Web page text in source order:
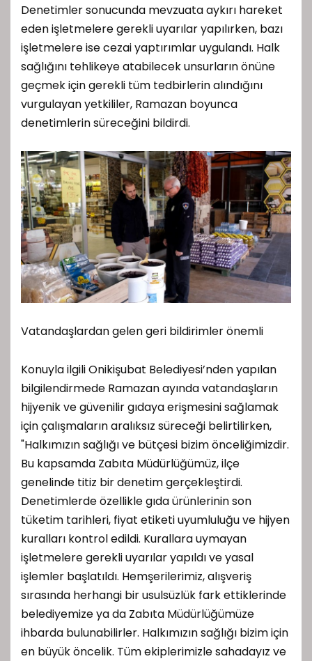
Denetimler sonucunda mevzuata aykırı hareket
eden işletmelere gerekli uyarılar yapılırken, bazı
işletmelere ise cezai yaptırımlar uygulandı. Halk
sağlığını tehlikeye atabilecek unsurların önüne
geçmek için gerekli tüm tedbirlerin alındığını
vurgulayan yetkililer, Ramazan boyunca
denetimlerin süreceğini bildirdi.
Vatandaşlardan gelen geri bildirimler önemli
Konuyla ilgili Onikişubat Belediyesi’nden yapılan
bilgilendirmede Ramazan ayında vatandaşların
hijyenik ve güvenilir gıdaya erişmesini sağlamak
için çalışmaların aralıksız süreceği belirtilirken,
"Halkımızın sağlığı ve bütçesi bizim önceliğimizdir.
Bu kapsamda Zabıta Müdürlüğümüz, ilçe
genelinde titiz bir denetim gerçekleştirdi.
Denetimlerde özellikle gıda ürünlerinin son
tüketim tarihleri, fiyat etiketi uyumluluğu ve hijyen
kuralları kontrol edildi. Kurallara uymayan
işletmelere gerekli uyarılar yapıldı ve yasal
işlemler başlatıldı. Hemşerilerimiz, alışveriş
sırasında herhangi bir usulsüzlük fark ettiklerinde
belediyemize ya da Zabıta Müdürlüğümüze
ihbarda bulunabilirler. Halkımızın sağlığı bizim için
en büyük öncelik. Tüm ekiplerimizle sahadayız ve